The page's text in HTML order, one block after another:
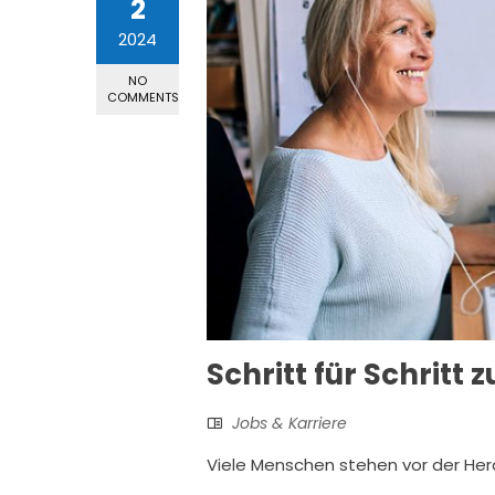
2
2024
NO
COMMENTS
Schritt für Schritt
Jobs & Karriere
Viele Menschen stehen vor der